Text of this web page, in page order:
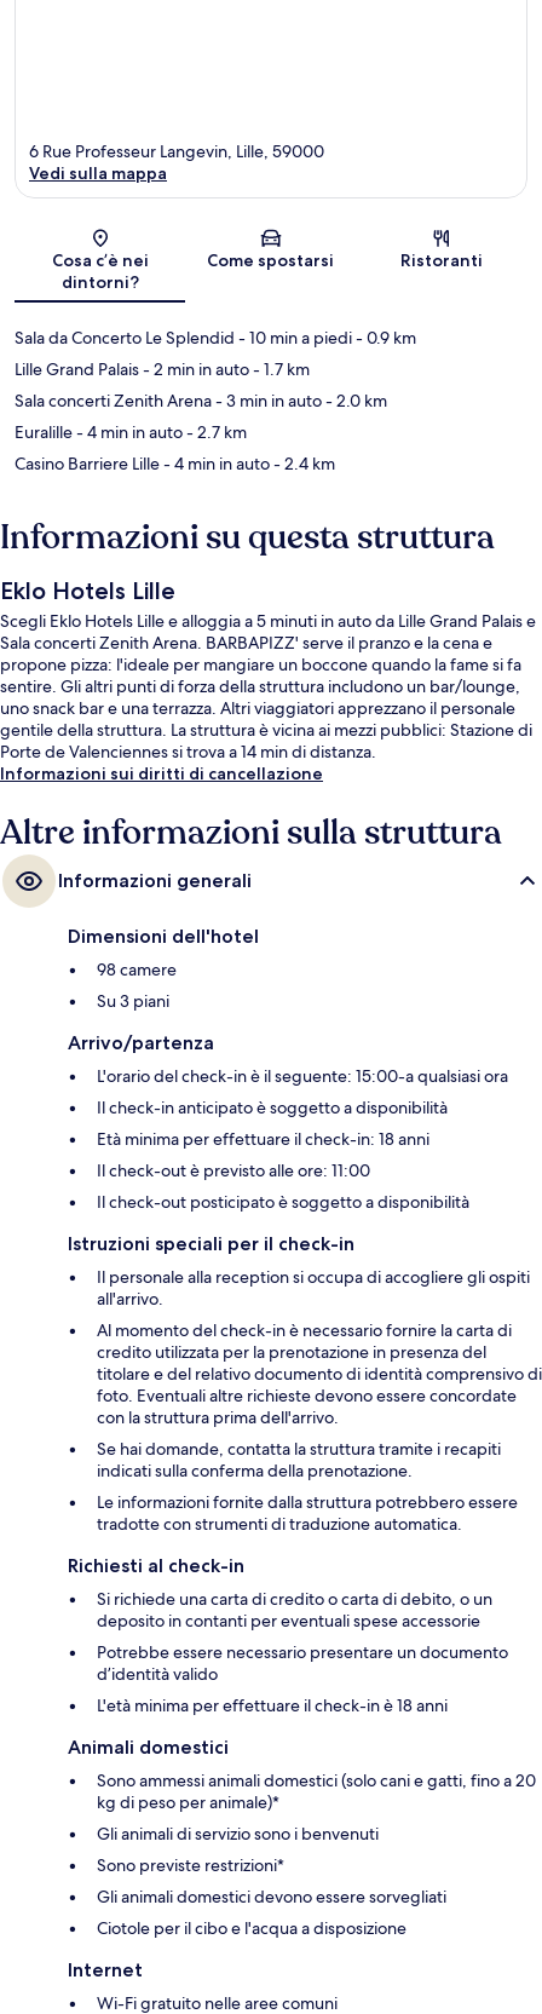
Mappa
6 Rue Professeur Langevin, Lille, 59000
Vedi sulla mappa
Cosa c’è nei
dintorni?
Come spostarsi Ristoranti
Sala da Concerto Le Splendid - 10 min a piedi- 0.9 km
Lille Grand Palais- 2 min in auto- 1.7 km
Sala concerti Zenith Arena- 3 min in auto- 2.0 km
Euralille- 4 min in auto- 2.7 km
Casino Barriere Lille- 4 min in auto- 2.4 km
Informazioni su questa struttura
Eklo Hotels Lille
Scegli Eklo Hotels Lille e alloggia a 5 minuti in auto da Lille Grand Palais e
Sala concerti Zenith Arena. BARBAPIZZ' serve il pranzo e la cena e
propone pizza: l'ideale per mangiare un boccone quando la fame si fa
sentire. Gli altri punti di forza della struttura includono un bar/lounge,
uno snack bar e una terrazza. Altri viaggiatori apprezzano il personale
gentile della struttura. La struttura è vicina ai mezzi pubblici: Stazione di
Porte de Valenciennes si trova a 14 min di distanza.
Informazioni sui diritti di cancellazione
Altre informazioni sulla struttura
Informazioni generali
Dimensioni dell'hotel
98 camere
Su 3 piani
Arrivo/partenza
L'orario del check-in è il seguente: 15:00-a qualsiasi ora
Il check-in anticipato è soggetto a disponibilità
Età minima per effettuare il check-in: 18 anni
Il check-out è previsto alle ore: 11:00
Il check-out posticipato è soggetto a disponibilità
Istruzioni speciali per il check-in
Il personale alla reception si occupa di accogliere gli ospiti
all'arrivo.
Al momento del check-in è necessario fornire la carta di
credito utilizzata per la prenotazione in presenza del
titolare e del relativo documento di identità comprensivo di
foto. Eventuali altre richieste devono essere concordate
con la struttura prima dell'arrivo.
Se hai domande, contatta la struttura tramite i recapiti
indicati sulla conferma della prenotazione.
Le informazioni fornite dalla struttura potrebbero essere
tradotte con strumenti di traduzione automatica.
Richiesti al check-in
Si richiede una carta di credito o carta di debito, o un
deposito in contanti per eventuali spese accessorie
Potrebbe essere necessario presentare un documento
d’identità valido
L'età minima per effettuare il check-in è 18 anni
Animali domestici
Sono ammessi animali domestici (solo cani e gatti, fino a 20
kg di peso per animale)*
Gli animali di servizio sono i benvenuti
Sono previste restrizioni*
Gli animali domestici devono essere sorvegliati
Ciotole per il cibo e l'acqua a disposizione
Internet
Wi-Fi gratuito nelle aree comuni